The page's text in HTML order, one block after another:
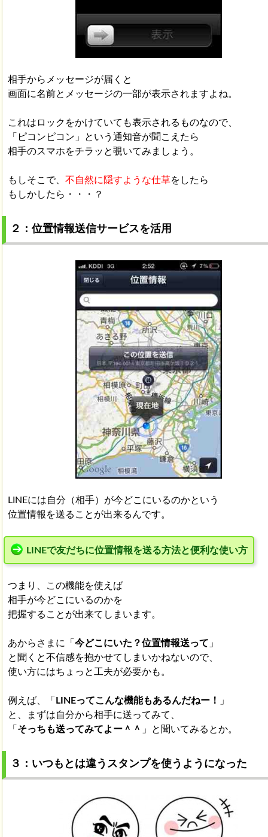
相手からメッセージが届くと
画面に名前とメッセージの一部が表示されますよね。
これはロックをかけていても表示されるものなので、
「ピコンピコン」という通知音が聞こえたら
相手のスマホをチラッと覗いてみましょう。
もしそこで、 不自然に隠すような仕草をしたら
もしかしたら・・・？
２：位置情報送信サービスを活用
LINEには自分（相手）が今どこにいるのかという
位置情報を送ることが出来るんです。
LINEで友だちに位置情報を送る方法と便利な使い方
つまり、この機能を使えば
相手が今どこにいるのかを
把握することが出来てしまいます。
あからさまに「 今どこにいた？位置情報送って 」
と聞くと不信感を抱かせてしまいかねないので、
使い方にはちょっと工夫が必要かも。
例えば、「 LINEってこんな機能もあるんだねー！
」
と、まずは自分から相手に送ってみて、
「 そっちも送ってみてよー＾＾ 」と聞いてみるとか。
３：いつもとは違うスタンプを使うようになった